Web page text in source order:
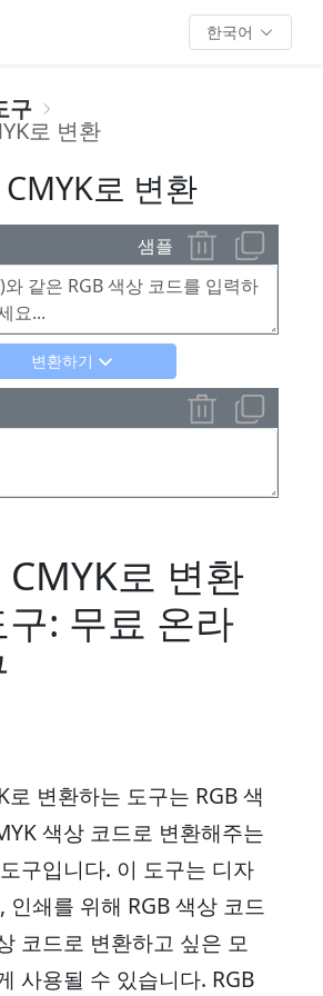
한국어
구
로 변환
로 변환
샘플
변환하기
CMYK로 변환
: 무료 온라
로 변환하는 도구는 RGB 색
색상 코드로 변환해주는
구입니다. 이 도구는 디자
인쇄를 위해 RGB 색상 코드
코드로 변환하고 싶은 모
사용될 수 있습니다. RGB